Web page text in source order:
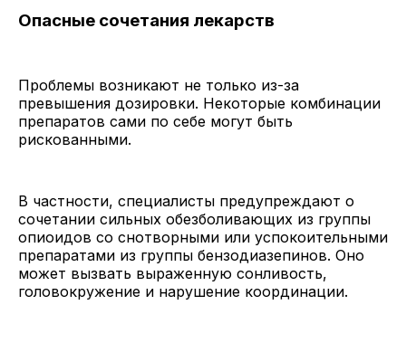
Опасные сочетания лекарств
Проблемы возникают не только из-за
превышения дозировки. Некоторые комбинации
препаратов сами по себе могут быть
рискованными.
В частности, специалисты предупреждают о
сочетании сильных обезболивающих из группы
опиоидов со снотворными или успокоительными
препаратами из группы бензодиазепинов. Оно
может вызвать выраженную сонливость,
головокружение и нарушение координации.